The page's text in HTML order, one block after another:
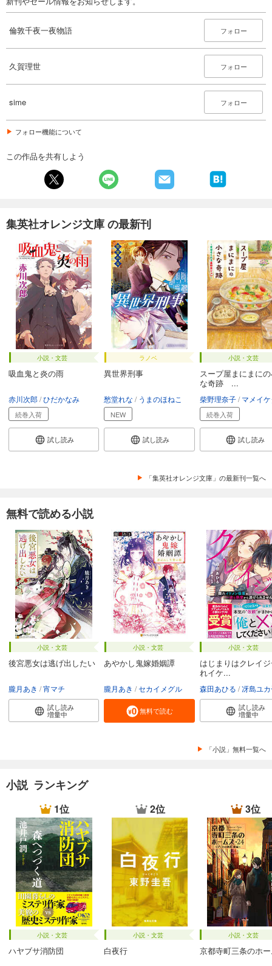
倫敦千夜一夜物語 フォロー
久賀理世 フォロー
sime フォロー
フォロー機能について
この作品を共有しよう
集英社オレンジ文庫 の最新刊
小説・文芸
吸血鬼と炎の雨
赤川次郎 ひだかなみ
続巻入荷
試し読み
ラノベ
異世界刑事
愁堂れな うまのほねこ
NEW
試し読み
小説・文芸
スープ屋まにまに
な奇跡 ...
柴野理奈子 マメイ
続巻入荷
試し読み
「集英社オレンジ文庫」の最新刊一覧へ
無料で読める小説
小説・文芸
後宮悪女は逃げ出したい
朧月あき 宵マチ
試し読み
増量中
小説・文芸
あやかし鬼嫁婚姻譚
朧月あき セカイメグル
無料で読む
小説・文芸
はじまりはクレイ
れイケ...
森田あひる 冴島ユ
試し読み
増量中
「小説」無料一覧へ
小説 ランキング
1位
小説・文芸
ハヤブサ消防団
2位
小説・文芸
白夜行
3位
小説・文芸
京都寺町三条のホ